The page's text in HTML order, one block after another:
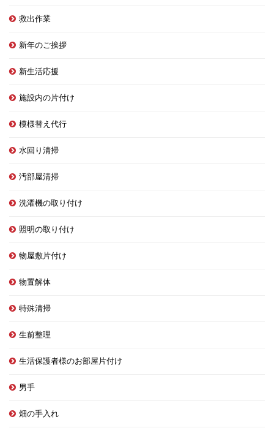
救出作業
新年のご挨拶
新生活応援
施設内の片付け
模様替え代行
水回り清掃
汚部屋清掃
洗濯機の取り付け
照明の取り付け
物屋敷片付け
物置解体
特殊清掃
生前整理
生活保護者様のお部屋片付け
男手
畑の手入れ